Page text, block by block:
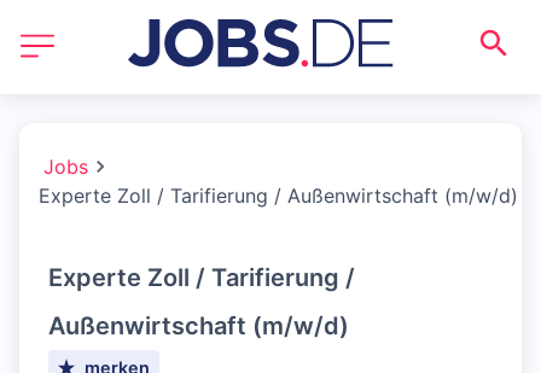
Jobs
Experte Zoll / Tarifierung / Außenwirtschaft (m/w/d)
Experte Zoll / Tarifierung /
Außenwirtschaft (m/w/d)
merken